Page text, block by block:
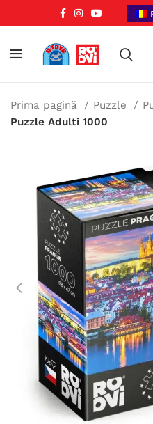
Prima pagină Puzzle
Puzzle Adulti 1000